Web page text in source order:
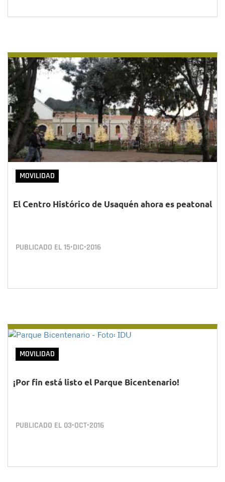
MOVILIDAD
El Centro Histórico de Usaquén ahora es peatonal
PUBLICADO EL15•DIC•2016
MOVILIDAD
¡Por fin está listo el Parque Bicentenario!
PUBLICADO EL 03•OCT•2016